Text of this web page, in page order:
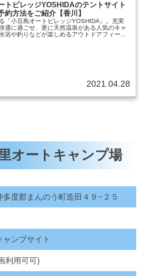
トビレッジYOSHIDAのテントサイト
約方法をご紹介【香川】
「小豆島オートビレッジYOSHIDA」。充実
適に過ごせ、更に天然温泉がある人気のキャ
浴や釣りなどが楽しめるアウトドアフィール
2021.04.28
オートキャンプ場
多度郡まんのう町造田４９−２５
ャンプサイト
利用可可)